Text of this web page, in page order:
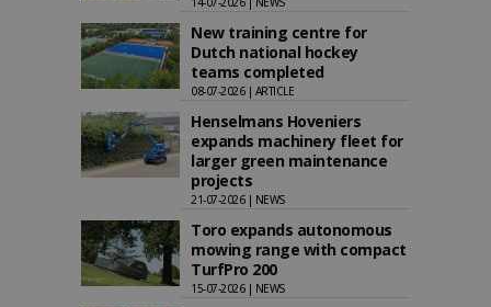
New training centre for
Dutch national hockey
teams completed
08-07-2026 | ARTICLE
Henselmans Hoveniers
expands machinery fleet for
larger green maintenance
projects
21-07-2026 | NEWS
Toro expands autonomous
mowing range with compact
TurfPro 200
15-07-2026 | NEWS